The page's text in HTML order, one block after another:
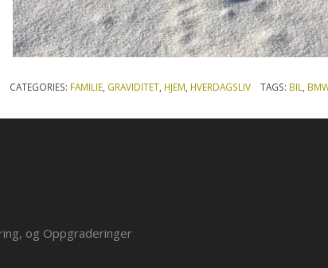
CATEGORIES: FAMILIE GRAVIDITET HJEM HVERDAGSLIV TAGS: BIL
og Oppgraderinger